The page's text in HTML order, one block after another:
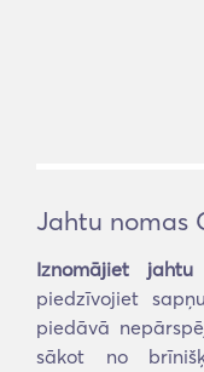
Jahtu nomas
Iznomājiet
piedzīvojiet
piedāvā
sākot no